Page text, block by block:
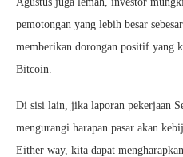
pemotongan yang lebih besar
memberikan dorongan positif yang
Bitcoin.
Di sisi lain, jika laporan pekerjaan
mengurangi harapan pasar akan
Either way, kita dapat